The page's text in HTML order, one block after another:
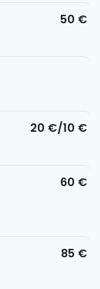
50 €
20 €/10 €
60 €
85 €